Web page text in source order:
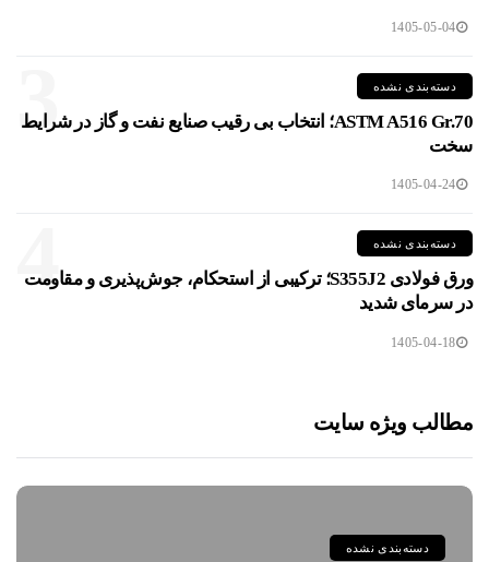
1405-05-04
3 دسته‌بندی نشده
ASTM A516 Gr.70؛ انتخاب بی رقیب صنایع نفت و گاز در شرایط
سخت
1405-04-24
4 دسته‌بندی نشده
ورق فولادی S355J2؛ ترکیبی از استحکام، جوش‌پذیری و مقاومت
در سرمای شدید
1405-04-18
مطالب ویژه سایت
دسته‌بندی نشده